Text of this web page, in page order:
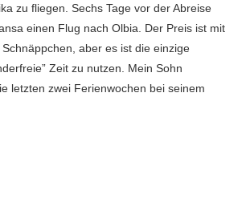
zu fliegen. Sechs Tage vor der Abreise
einen Flug nach Olbia. Der Preis ist mit
aber es ist die einzige
Zeit zu nutzen. Mein Sohn
letzten zwei Ferienwochen bei seinem